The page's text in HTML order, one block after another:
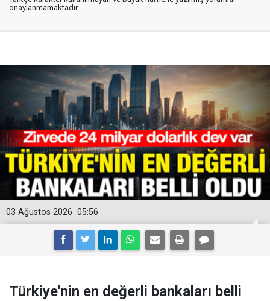
onaylanmamaktadır.
05:56
03 Ağustos 2026
Türkiye'nin en değerli bankaları belli